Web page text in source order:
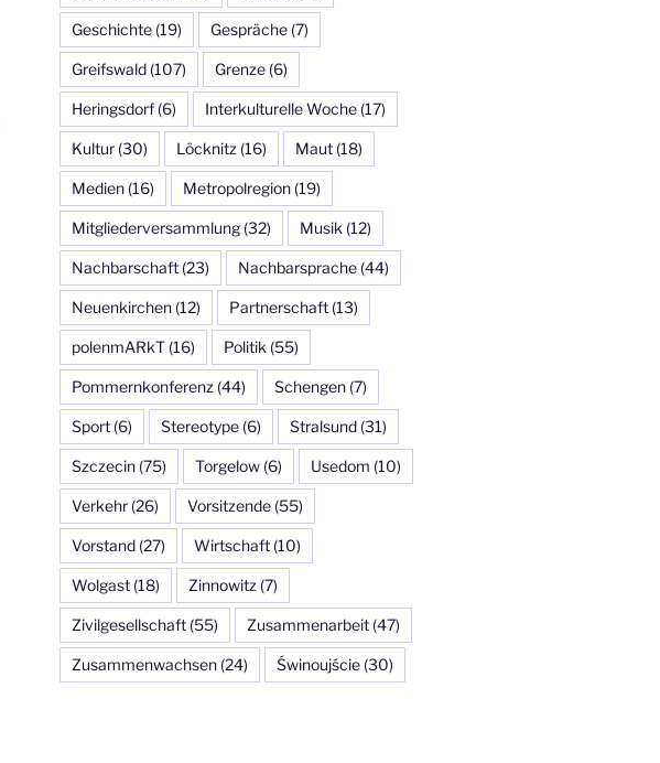
Geschichte(19) Gespräche(7)
Greifswald(107) Grenze(6)
Heringsdorf(6) Interkulturelle Woche(17)
Kultur(30) Löcknitz (16) Maut(18)
Medien(16) Metropolregion(19)
Mitgliederversammlung(32) Musik (12)
Nachbarschaft(23) Nachbarsprache(44)
Neuenkirchen(12) Partnerschaft(13)
polenmARkT(16) Politik (55)
Pommernkonferenz (44) Schengen(7)
Sport(6) Stereotype(6) Stralsund(31)
Szczecin(75) Torgelow(6) Usedom (10)
Verkehr(26) Vorsitzende(55)
Vorstand(27) Wirtschaft(10)
Wolgast(18) Zinnowitz (7)
Zivilgesellschaft(55) Zusammenarbeit(47)
Zusammenwachsen(24) Świnoujście(30)